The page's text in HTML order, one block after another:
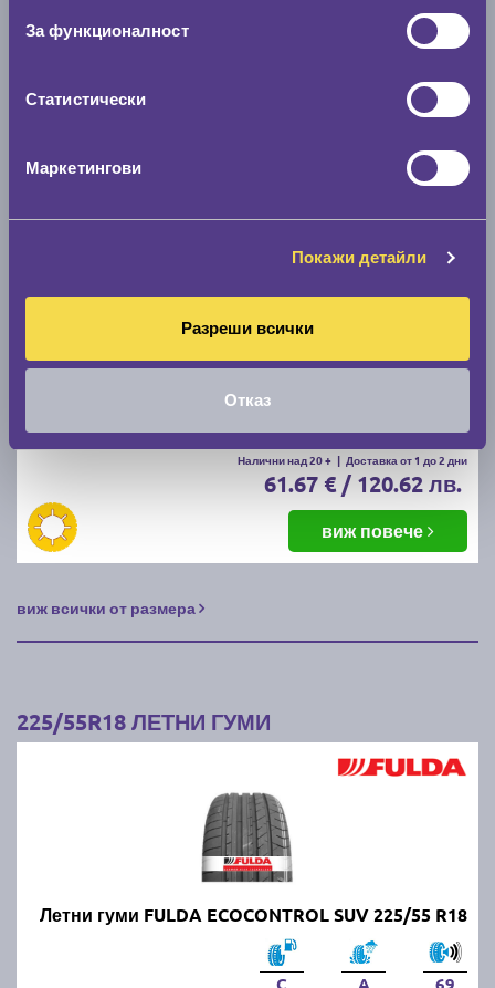
За функционалност
Статистически
Маркетингови
Покажи детайли
Разреши всички
Отказ
71
Доставка от 1 до 2 дни
виж повече
Летни гуми MATADOR Hectorra 5 205/55 R16
Налични над 20 + | Доставка от 1 до 2 дни
61.67 € / 120.62 лв.
виж повече
виж всички от размера
225/55R18 ЛЕТНИ ГУМИ
Летни гуми FULDA ECOCONTROL SUV 225/55 R18
C A 69